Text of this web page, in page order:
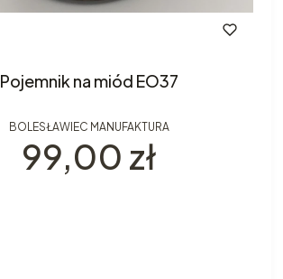
Pojemnik na miód EO37
BOLESŁAWIEC MANUFAKTURA
Cena
99,00 zł